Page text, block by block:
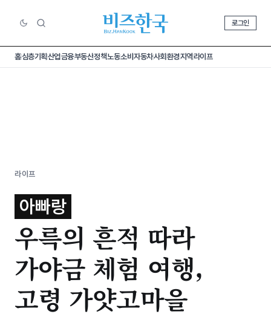
로그인
홈심층기획산업금융부동산정책노동소비 자동차사회환경지역라이프
라이프
아빠랑
우륵의 흔적 따라
가야금 체험 여행,
고령 가얏고마을